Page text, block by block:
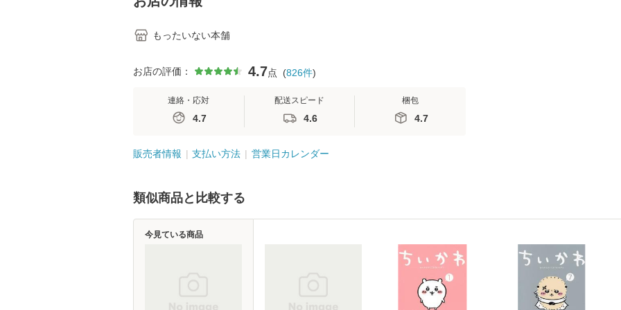
もったいない本舗
お店の評価： 4.7点 (826件)
連絡・応対
4.7
配送スピード
4.6
梱包
4.7
販売者情報 支払い方法 営業日カレンダー
類似商品と比較する
今見ている商品